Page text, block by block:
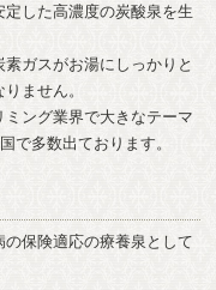
した高濃度の炭酸泉を生
ガスがお湯にしっかりと
ません。
ング業界で大きなテーマ
で多数出ております。
保険適応の療養泉として